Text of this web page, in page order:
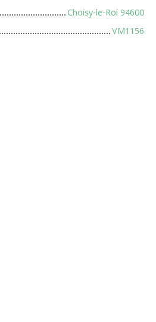
Choisy-le-Roi 94600
VM1156